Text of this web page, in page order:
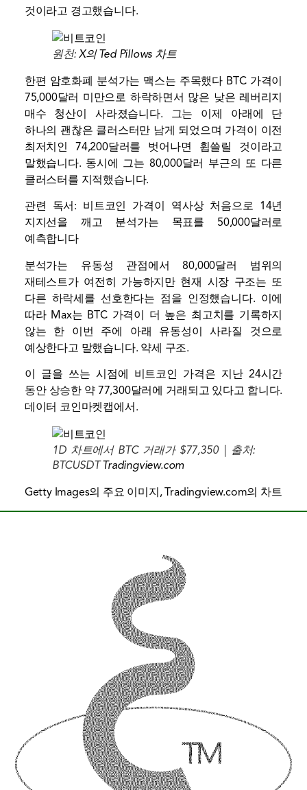
것이라고 경고했습니다.
원천:X의 Ted Pillows 차트
한편 암호화폐 분석가는 맥스는 주목했다 BTC 가격이
75,000달러 미만으로 하락하면서 많은 낮은 레버리지
매수 청산이 사라졌습니다. 그는 이제 아래에 단
하나의 괜찮은 클러스터만 남게 되었으며 가격이 이전
최저치인 74,200달러를 벗어나면 휩쓸릴 것이라고
말했습니다. 동시에 그는 80,000달러 부근의 또 다른
클러스터를 지적했습니다.
관련 독서: 비트코인 가격이 역사상 처음으로 14년
지지선을 깨고 분석가는 목표를 50,000달러로
예측합니다
분석가는 유동성 관점에서 80,000달러 범위의
재테스트가 여전히 가능하지만 현재 시장 구조는 또
다른 하락세를 선호한다는 점을 인정했습니다. 이에
따라 Max는 BTC 가격이 더 높은 최고치를 기록하지
않는 한 이번 주에 아래 유동성이 사라질 것으로
예상한다고 말했습니다. 약세 구조.
이 글을 쓰는 시점에 비트코인 ​​가격은 지난 24시간
동안 상승한 약 77,300달러에 거래되고 있다고 합니다.
데이터 코인마켓캡에서.
1D 차트에서 BTC 거래가 $77,350 | 출처:
BTCUSDTTradingview.com
Getty Images의 주요 이미지, Tradingview.com의 차트